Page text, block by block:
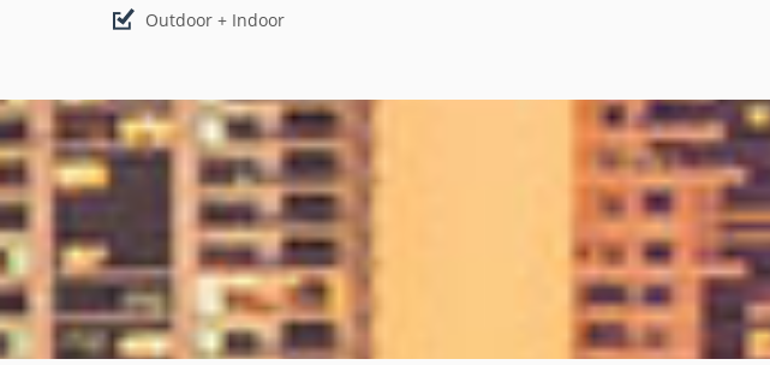
Outdoor + Indoor